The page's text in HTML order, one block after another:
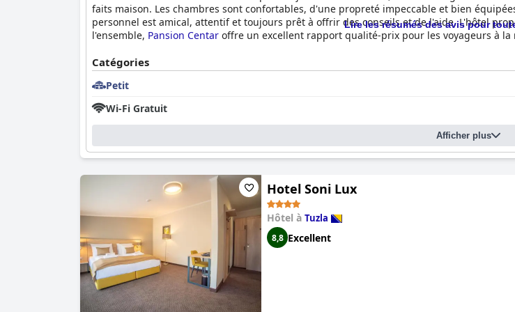
faits maison. Les chambres sont confortables, d'une propreté impeccable et bien
personnel est amical, attentif et toujours prêt à offrir des conseils et de l'aide. L'hôtel
l'ensemble, Pansion Centar offre un excellent rapport qualité-prix pour les voyageurs à
Lire les résumés des avis pour
Catégories
Petit
Wi-Fi Gratuit
Afficher plus
Hotel Soni Lux
Hôtel à Tuzla
8,8 Excellent